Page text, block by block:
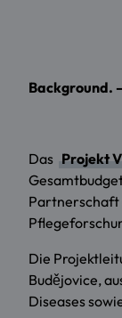
Background.
Das Projekt
Partnerschaft
Die
Budějovice,
Diseases